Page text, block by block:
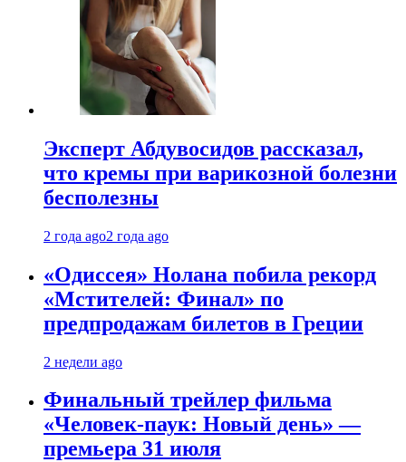
Эксперт Абдувосидов рассказал,
что кремы при варикозной болезни
бесполезны
2 года ago2 года ago
«Одиссея» Нолана побила рекорд
«Мстителей: Финал» по
предпродажам билетов в Греции
2 недели ago
Финальный трейлер фильма
«Человек-паук: Новый день» —
премьера 31 июля